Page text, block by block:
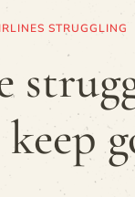
STRUGGLING